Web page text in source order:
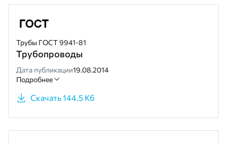
Трубы ГОСТ 9941-81
Трубопроводы
Дата публикации19.08.2014
Подробнее
Скачать 144.5 Кб